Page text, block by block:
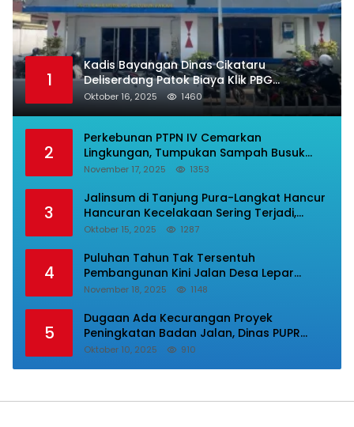
1
Kadis Bayangan Dinas Cikataru
Deliserdang Patok Biaya Klik PBG
Luarbiasa Besar, Bupati Dipermalukan
Oktober 16, 2025 1460
2
Perkebunan PTPN IV Cemarkan
Lingkungan, Tumpukan Sampah Busuk
Dibiarkan Menggunung Di Areal Rumah
November 17, 2025 1353
3
Jalinsum di Tanjung Pura-Langkat Hancur
Hancuran Kecelakaan Sering Terjadi,
Masyarakat Mnta Presiden Prabowo Beri
Oktober 15, 2025 1287
4
Puluhan Tahun Tak Tersentuh
Pembangunan Kini Jalan Desa Lepar
Samura Mulus, Masyarakat Sampaikan
November 18, 2025 1148
5
Dugaan Ada Kecurangan Proyek
Peningkatan Badan Jalan, Dinas PUPR
Labura Diadukan Ke Kejatisu.
Oktober 10, 2025 910